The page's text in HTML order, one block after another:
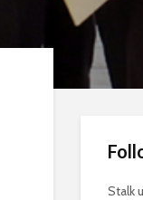
Stalk